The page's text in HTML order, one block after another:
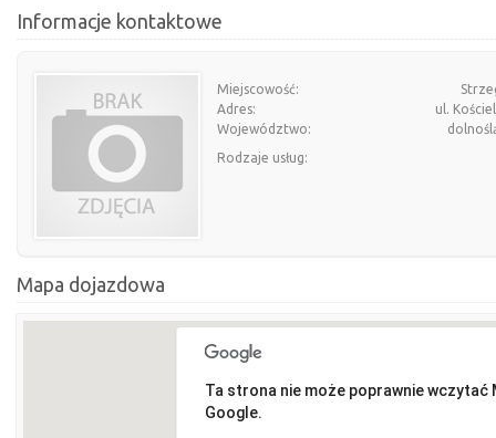
Informacje kontaktowe
Miejscowość:
Adres:
ul.
Województwo:
Rodzaje usług:
Mapa dojazdowa
Ta strona nie może poprawnie wczytać
Google.